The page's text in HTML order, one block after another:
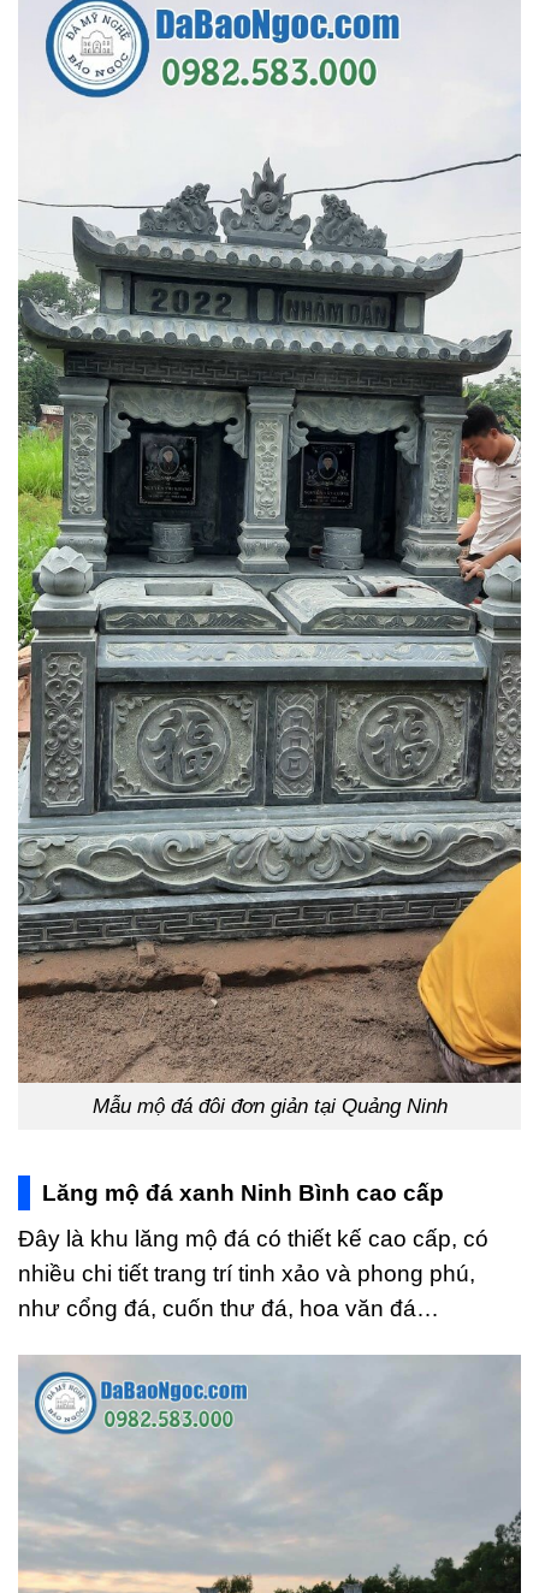
Mẫu mộ đá đôi đơn giản tại Quảng Ninh
Lăng mộ đá xanh Ninh Bình cao cấp
Đây là khu lăng mộ đá có thiết kế cao cấp, có
nhiều chi tiết trang trí tinh xảo và phong phú,
như cổng đá, cuốn thư đá, hoa văn đá…